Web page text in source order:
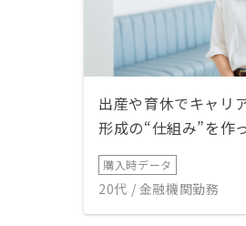
出産や育休でキャリ
形成の“仕組み”を作
購入時データ
20代 / 金融機関勤務